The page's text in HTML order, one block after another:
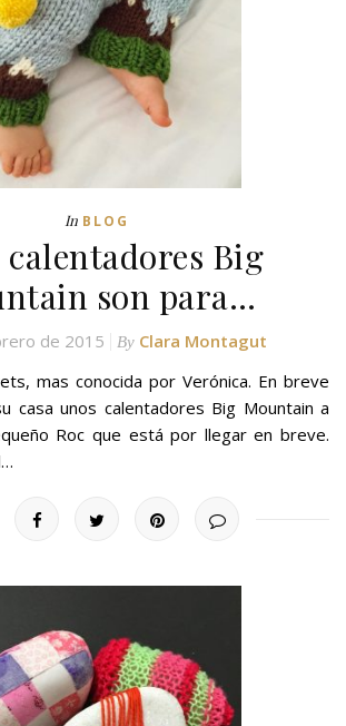
In BLOG
calentadores Big
son para…
de 2015 By Clara Montagut
mas conocida por Verónica. En breve
casa unos calentadores Big Mountain a
Roc que está por llegar en breve.